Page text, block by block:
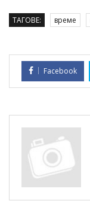
ТАГОВЕ: време
Facebook